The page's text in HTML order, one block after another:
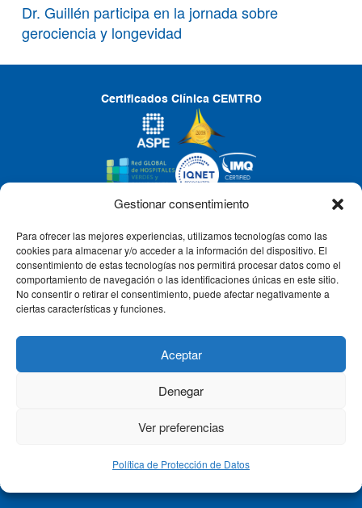
Gestionar consentimiento
Para ofrecer las mejores experiencias, utilizamos tecnologías como las
cookies para almacenar y/o acceder a la información del dispositivo. El
consentimiento de estas tecnologías nos permitirá procesar datos como el
comportamiento de navegación o las identificaciones únicas en este sitio.
No consentir o retirar el consentimiento, puede afectar negativamente a
ciertas características y funciones.
Aceptar
Denegar
Ver preferencias
Política de Protección de Datos
Dr. Guillén participa en la jornada sobre
gerociencia y longevidad
Certificados Clínica CEMTRO
CLÍNICA CEMTRO
QUIÉNES SOMOS